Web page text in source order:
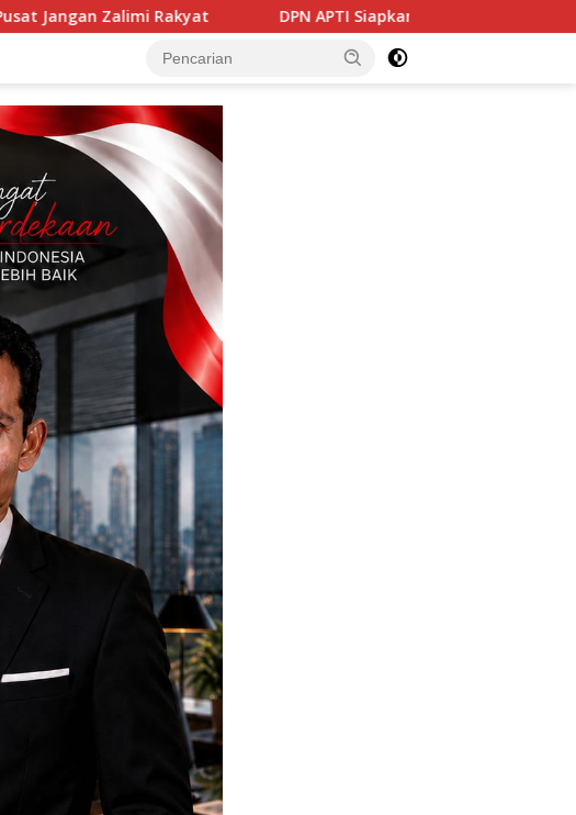
DPN APTI Siapkan Somasi dan Langkah Hukum, Desak Negara Lindungi